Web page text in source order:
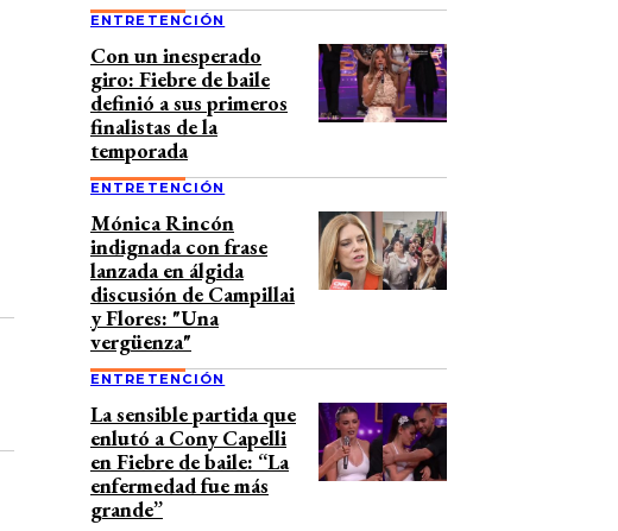
ENTRETENCIÓN
Con un inesperado
giro: Fiebre de baile
definió a sus primeros
finalistas de la
temporada
ENTRETENCIÓN
Mónica Rincón
indignada con frase
lanzada en álgida
discusión de Campillai
y Flores: "Una
vergüenza"
ENTRETENCIÓN
La sensible partida que
enlutó a Cony Capelli
en Fiebre de baile: “La
enfermedad fue más
grande”